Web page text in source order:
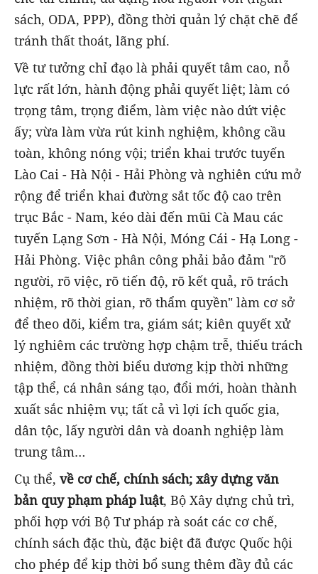
sách, ODA, PPP), đồng thời quản lý chặt chẽ để
tránh thất thoát, lãng phí.
Về tư tưởng chỉ đạo là phải quyết tâm cao, nỗ
lực rất lớn, hành động phải quyết liệt; làm có
trọng tâm, trọng điểm, làm việc nào dứt việc
ấy; vừa làm vừa rút kinh nghiệm, không cầu
toàn, không nóng vội; triển khai trước tuyến
Lào Cai - Hà Nội - Hải Phòng và nghiên cứu mở
rộng để triển khai đường sắt tốc độ cao trên
trục Bắc - Nam, kéo dài đến mũi Cà Mau các
tuyến Lạng Sơn - Hà Nội, Móng Cái - Hạ Long -
Hải Phòng. Việc phân công phải bảo đảm "rõ
người, rõ việc, rõ tiến độ, rõ kết quả, rõ trách
nhiệm, rõ thời gian, rõ thẩm quyền" làm cơ sở
để theo dõi, kiểm tra, giám sát; kiên quyết xử
lý nghiêm các trường hợp chậm trễ, thiếu trách
nhiệm, đồng thời biểu dương kịp thời những
tập thể, cá nhân sáng tạo, đổi mới, hoàn thành
xuất sắc nhiệm vụ; tất cả vì lợi ích quốc gia,
dân tộc, lấy người dân và doanh nghiệp làm
trung tâm…
Cụ thể, về cơ chế, chính sách; xây dựng văn
bản quy phạm pháp luật, Bộ Xây dựng chủ trì,
phối hợp với Bộ Tư pháp rà soát các cơ chế,
chính sách đặc thù, đặc biệt đã được Quốc hội
cho phép để kịp thời bổ sung thêm đầy đủ các